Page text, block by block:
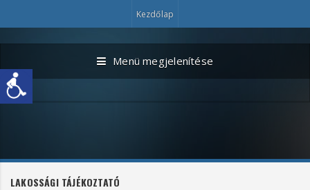
Kezdőlap
Menü megjelenítése
LAKOSSÁGI TÁJÉKOZTATÓ